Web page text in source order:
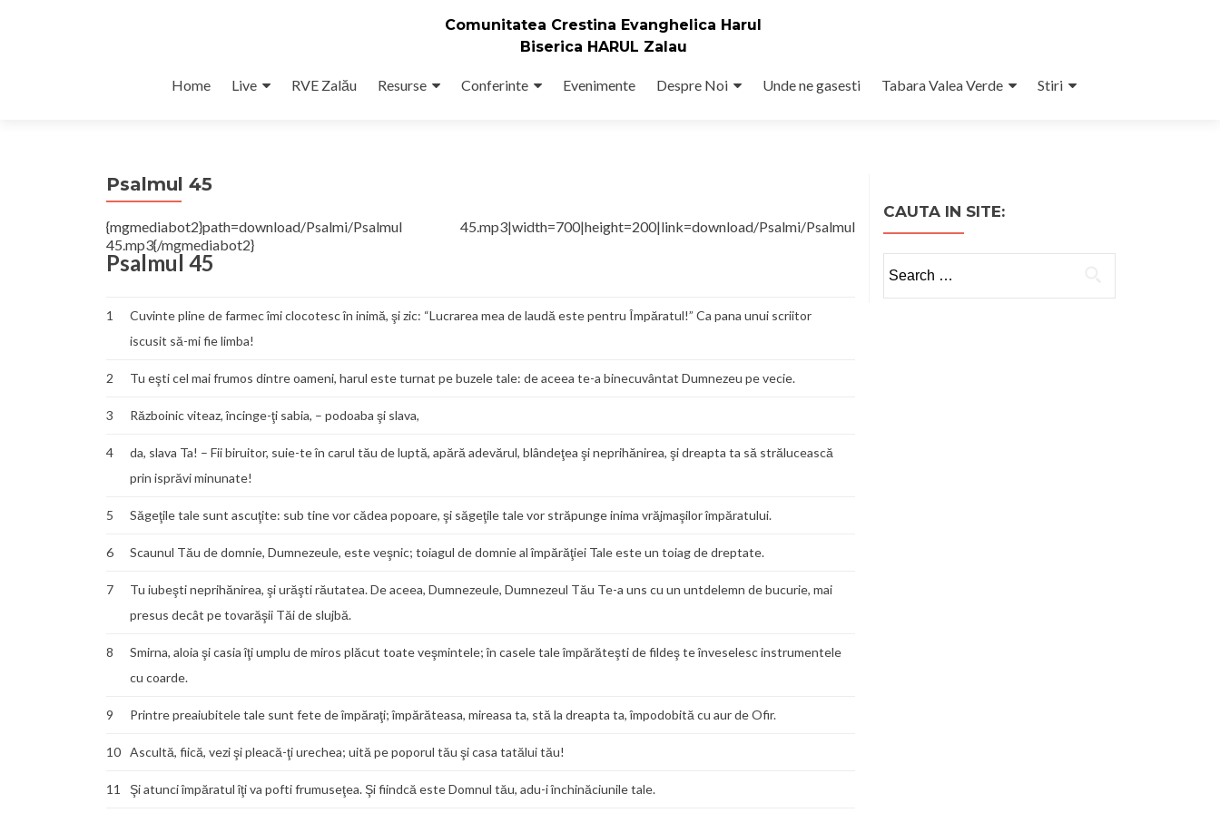
Comunitatea Crestina Evanghelica Harul
Biserica HARUL Zalau
Home Live RVE Zalău Resurse Conferinte Evenimente Despre Noi Unde ne gasesti Tabara Valea Verde Stiri
Psalmul 45
{mgmediabot2}path=download/Psalmi/Psalmul 45.mp3|width=700|height=200|link=download/Psalmi/Psalmul
45.mp3{/mgmediabot2}
Psalmul 45
1
Cuvinte pline de farmec îmi clocotesc în inimă, şi zic: “Lucrarea mea de laudă este pentru Împăratul!” Ca pana unui scriitor
iscusit să-mi fie limba!
2 Tu eşti cel mai frumos dintre oameni, harul este turnat pe buzele tale: de aceea te-a binecuvântat Dumnezeu pe vecie.
3 Războinic viteaz, încinge-ţi sabia, – podoaba şi slava,
4
da, slava Ta! – Fii biruitor, suie-te în carul tău de luptă, apără adevărul, blândeţea şi neprihănirea, şi dreapta ta să strălucească
prin isprăvi minunate!
5 Săgeţile tale sunt ascuţite: sub tine vor cădea popoare, şi săgeţile tale vor străpunge inima vrăjmaşilor împăratului.
6 Scaunul Tău de domnie, Dumnezeule, este veşnic; toiagul de domnie al împărăţiei Tale este un toiag de dreptate.
7
Tu iubeşti neprihănirea, şi urăşti răutatea. De aceea, Dumnezeule, Dumnezeul Tău Te-a uns cu un untdelemn de bucurie, mai
presus decât pe tovarăşii Tăi de slujbă.
8
Smirna, aloia şi casia îţi umplu de miros plăcut toate veşmintele; în casele tale împărăteşti de fildeş te înveselesc instrumentele
cu coarde.
9 Printre preaiubitele tale sunt fete de împăraţi; împărăteasa, mireasa ta, stă la dreapta ta, împodobită cu aur de Ofir.
10 Ascultă, fiică, vezi şi pleacă-ţi urechea; uită pe poporul tău şi casa tatălui tău!
11 Şi atunci împăratul îţi va pofti frumuseţea. Şi fiindcă este Domnul tău, adu-i închinăciunile tale.
CAUTA IN SITE:
for: